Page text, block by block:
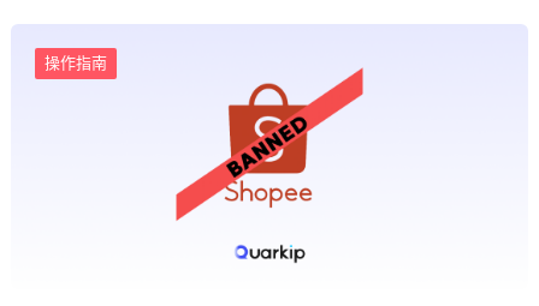
操作指南